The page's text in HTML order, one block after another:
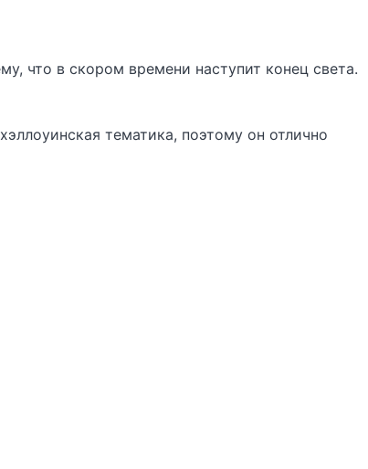
что в скором времени наступит конец света.
тематика, поэтому он отлично